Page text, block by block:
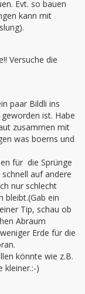
Evt. so bauen
kann mit
Versuche die
paar Bildli ins
ist. Habe
zusammen mit
was boerns und
für  die Sprünge
auf andere
nur schlecht
bleibt.(Gab ein
Tip, schau ob
Abraum
Erde für die
könnte wie z.B.
kleiner.:-)